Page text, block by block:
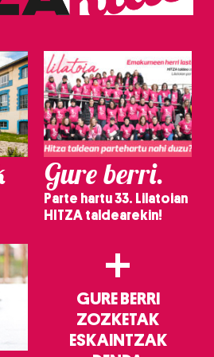
ematen diguzu. Gehiago
Gure berri.
Parte hartu 33. Lilatoian
HITZA taldearekin!
+
GURE BERRI
ZOZKETAK
ESKAINTZAK